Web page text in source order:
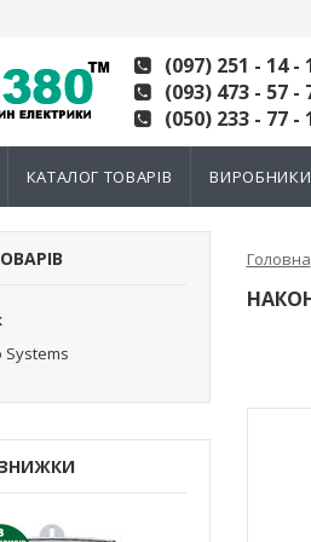
(097) 251 - 14 -
(093) 473 - 57 -
(050) 233 - 77 -
КАТАЛОГ ТОВАРІВ ВИРОБНИКИ
Systems
ЗНИЖКИ
Головна